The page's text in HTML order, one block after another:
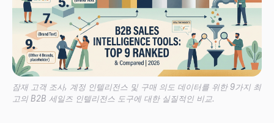
잠재 고객 조사, 계정 인텔리전스 및 구매 의도 데이터를 위한 9가지 최
고의 B2B 세일즈 인텔리전스 도구에 대한 실질적인 비교.